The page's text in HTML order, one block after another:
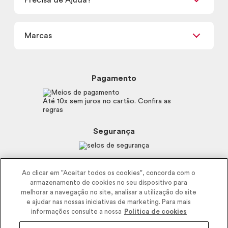
Nossas Lojas
Código de defesa do consumidor
Trabalhe com a gente
Recomendações Covid19
Frete e Entrega
Fale Conosco
E-mail
Marcas
Pagamento
Até 10x sem juros no cartão. Confira as
regras
Segurança
Ao clicar em "Aceitar todos os cookies", concorda com o
armazenamento de cookies no seu dispositivo para
melhorar a navegação no site, analisar a utilização do site
e ajudar nas nossas iniciativas de marketing. Para mais
informações consulte a nossa
Politica de cookies